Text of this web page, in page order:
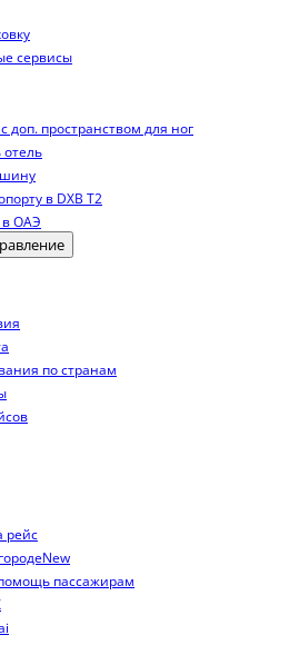
сервисы
доп. пространством для ног
в DXB T2
в ОАЭ
по странам
рейс
New
пассажирам